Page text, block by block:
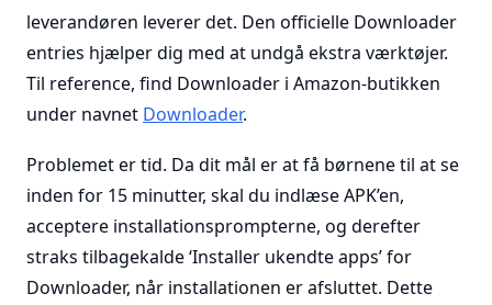
leverandøren leverer det. Den officielle Downloader
entries hjælper dig med at undgå ekstra værktøjer.
Til reference, find Downloader i Amazon-butikken
under navnet Downloader.
Problemet er tid. Da dit mål er at få børnene til at se
inden for 15 minutter, skal du indlæse APK’en,
acceptere installationsprompterne, og derefter
straks tilbagekalde ‘Installer ukendte apps’ for
Downloader, når installationen er afsluttet. Dette